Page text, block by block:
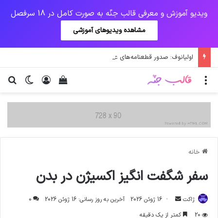
ویدیو آموزش و معرفی قالب جنّه به صورت کامل در 18 سرفصل
مشاهده ویدیوهای آموزشی
اولیانوف: صدور قطعنامه‌های علیه ایران احیای برجام را دشوار می‌کند
تغییر ورود
دیدن سبد خرید منو
خانه
سفر شگفت انگیز اکسیژن در بدن
ژاکت
ارسال
ایمیل
16 ژوئن 2026 آخرین به روز رسانی: 16 ژوئن 2026
0
20
کمتر از یک دقیقه